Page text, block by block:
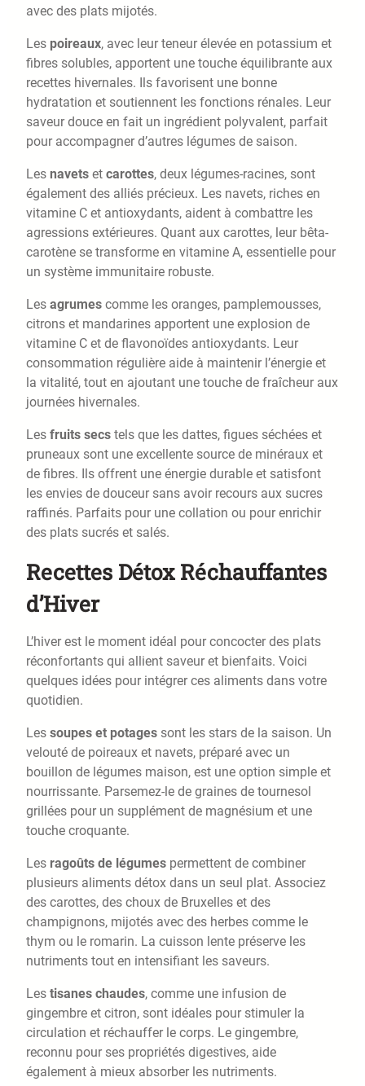
avec des plats mijotés.
Les poireaux, avec leur teneur élevée en potassium et
fibres solubles, apportent une touche équilibrante aux
recettes hivernales. Ils favorisent une bonne
hydratation et soutiennent les fonctions rénales. Leur
saveur douce en fait un ingrédient polyvalent, parfait
pour accompagner d’autres légumes de saison.
Les navets et carottes, deux légumes-racines, sont
également des alliés précieux. Les navets, riches en
vitamine C et antioxydants, aident à combattre les
agressions extérieures. Quant aux carottes, leur bêta-
carotène se transforme en vitamine A, essentielle pour
un système immunitaire robuste.
Les agrumes comme les oranges, pamplemousses,
citrons et mandarines apportent une explosion de
vitamine C et de flavonoïdes antioxydants. Leur
consommation régulière aide à maintenir l’énergie et
la vitalité, tout en ajoutant une touche de fraîcheur aux
journées hivernales.
Les fruits secs tels que les dattes, figues séchées et
pruneaux sont une excellente source de minéraux et
de fibres. Ils offrent une énergie durable et satisfont
les envies de douceur sans avoir recours aux sucres
raffinés. Parfaits pour une collation ou pour enrichir
des plats sucrés et salés.
Recettes Détox Réchauffantes
d’Hiver
L’hiver est le moment idéal pour concocter des plats
réconfortants qui allient saveur et bienfaits. Voici
quelques idées pour intégrer ces aliments dans votre
quotidien.
Les soupes et potages sont les stars de la saison. Un
velouté de poireaux et navets, préparé avec un
bouillon de légumes maison, est une option simple et
nourrissante. Parsemez-le de graines de tournesol
grillées pour un supplément de magnésium et une
touche croquante.
Les ragoûts de légumes permettent de combiner
plusieurs aliments détox dans un seul plat. Associez
des carottes, des choux de Bruxelles et des
champignons, mijotés avec des herbes comme le
thym ou le romarin. La cuisson lente préserve les
nutriments tout en intensifiant les saveurs.
Les tisanes chaudes, comme une infusion de
gingembre et citron, sont idéales pour stimuler la
circulation et réchauffer le corps. Le gingembre,
reconnu pour ses propriétés digestives, aide
également à mieux absorber les nutriments.